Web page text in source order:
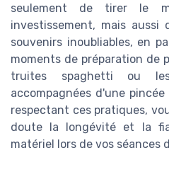
seulement de tirer le
investissement, mais
souvenirs inoubliables, en
moments de préparation de
truites spaghetti ou
accompagnées d'une
respectant ces pratiques,
doute la longévité et la
matériel lors de vos séances